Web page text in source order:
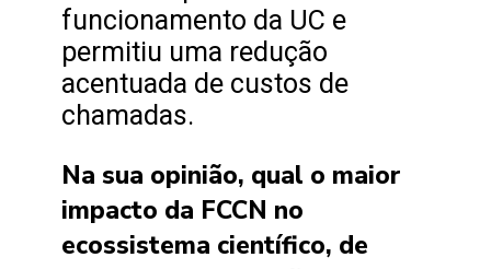
funcionamento da UC e
permitiu uma redução
acentuada de custos de
chamadas.
Na sua opinião, qual o maior
impacto da FCCN no
ecossistema científico, de